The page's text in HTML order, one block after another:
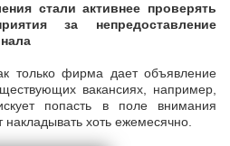
стали активнее проверять
за непредоставление
только фирма дает объявление
вакансиях, например,
попасть в поле внимания
хоть ежемесячно.